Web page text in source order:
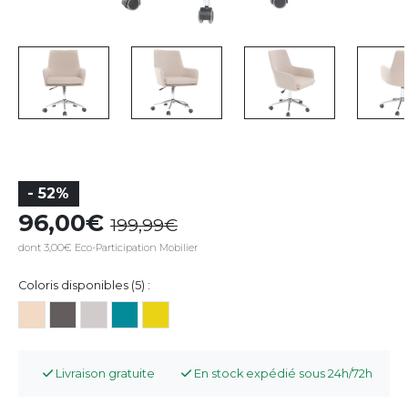
- 52%
96,00 199,99
dont 3,00€ Eco-Participation Mobilier
Coloris disponibles (5) :
Livraison gratuite En stock expédié sous 24h/72h